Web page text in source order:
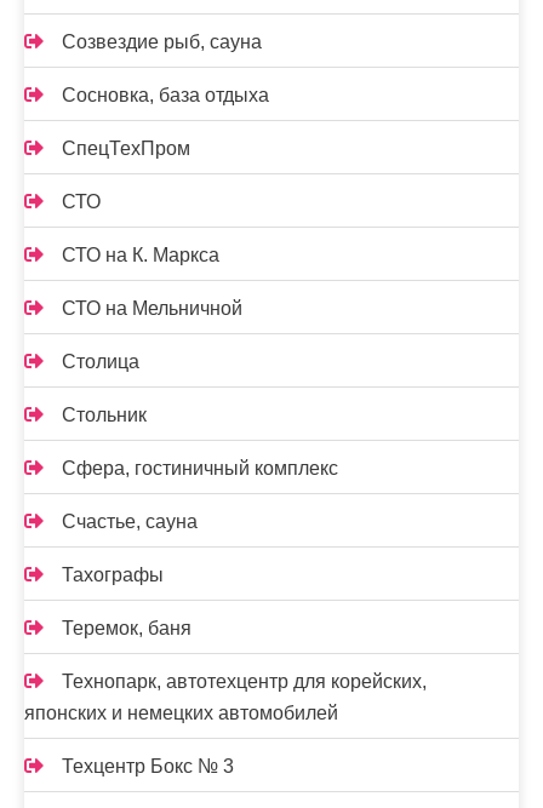
Созвездие рыб, сауна
Сосновка, база отдыха
СпецТехПром
СТО
СТО на К. Маркса
СТО на Мельничной
Столица
Стольник
Сфера, гостиничный комплекс
Счастье, сауна
Тахографы
Теремок, баня
Технопарк, автотехцентр для корейских,
японских и немецких автомобилей
Техцентр Бокс № 3